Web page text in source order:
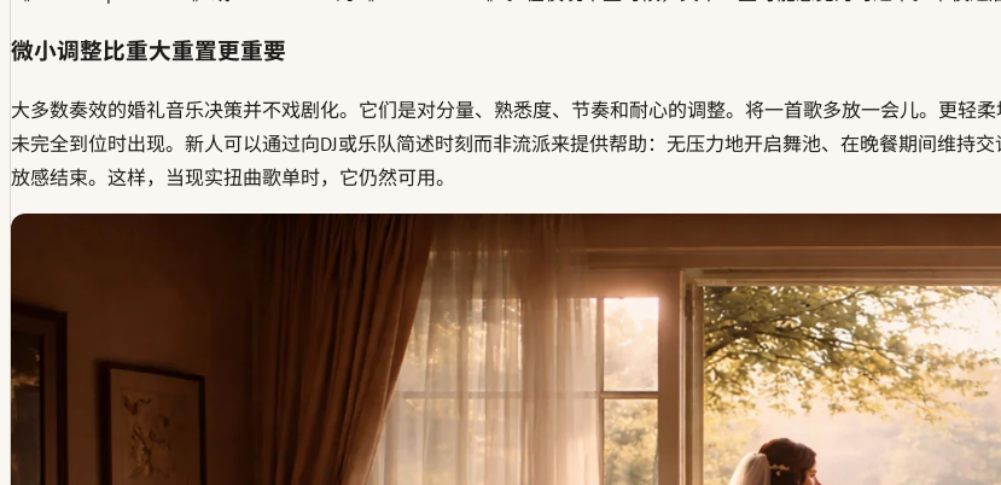
微小调整比重大重置更重要
大多数奏效的婚礼音乐决策并不戏剧化。它们是对分量、熟悉度、节奏和耐心的调整。将一首歌多放一会儿。更轻
未完全到位时出现。新人可以通过向DJ或乐队简述时刻而非流派来提供帮助：无压力地开启舞池、在晚餐期间维持
放感结束。这样，当现实扭曲歌单时，它仍然可用。